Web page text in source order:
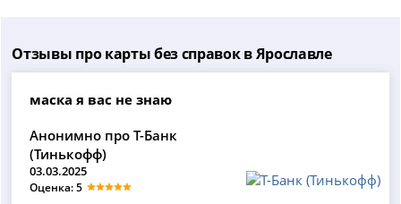
Отзывы про карты без справок в Ярославле
маска я вас не знаю
Анонимно про Т-Банк
(Тинькофф)
03.03.2025
Оценка: 5